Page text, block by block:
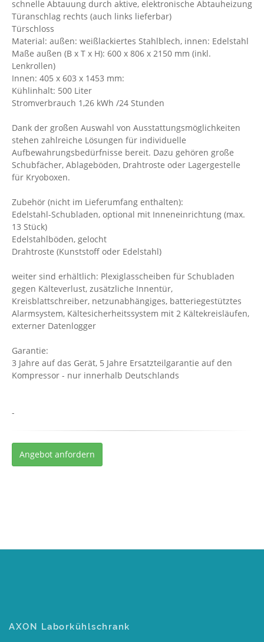
schnelle Abtauung durch aktive, elektronische Abtauheizung
Türanschlag rechts (auch links lieferbar)
Türschloss
Material: außen: weißlackiertes Stahlblech, innen: Edelstahl
Maße außen (B x T x H): 600 x 806 x 2150 mm (inkl.
Lenkrollen)
Innen: 405 x 603 x 1453 mm:
Kühlinhalt: 500 Liter
Stromverbrauch 1,26 kWh /24 Stunden
Dank der großen Auswahl von Ausstattungsmöglichkeiten
stehen zahlreiche Lösungen für individuelle
Aufbewahrungsbedürfnisse bereit. Dazu gehören große
Schubfächer, Ablageböden, Drahtroste oder Lagergestelle
für Kryoboxen.
Zubehör (nicht im Lieferumfang enthalten):
Edelstahl-Schubladen, optional mit Inneneinrichtung (max.
13 Stück)
Edelstahlböden, gelocht
Drahtroste (Kunststoff oder Edelstahl)
weiter sind erhältlich: Plexiglasscheiben für Schubladen
gegen Kälteverlust, zusätzliche Innentür,
Kreisblattschreiber, netzunabhängiges, batteriegestütztes
Alarmsystem, Kältesicherheitssystem mit 2 Kältekreisläufen,
externer Datenlogger
Garantie:
3 Jahre auf das Gerät, 5 Jahre Ersatzteilgarantie auf den
Kompressor - nur innerhalb Deutschlands
-
Angebot anfordern
AXON Laborkühlschrank